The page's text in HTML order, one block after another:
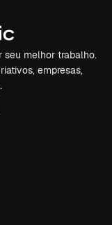
seu melhor trabalho.
empresas,